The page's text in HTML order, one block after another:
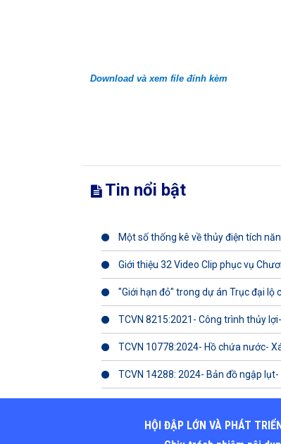
Download và xem file đính kèm
Tin nổi bật
Một số thống kê về thủy điện tích
Giới thiệu 32 Video Clip phục vụ
"Giới hạn đỏ" trong dự án Trục đại lộ
TCVN 8215:2021- Công trình thủy
TCVN 10778:2024- Hồ chứa nước-
TCVN 14288: 2024- Bản đồ ngập
HỘI ĐẬP LỚN VÀ PHÁT